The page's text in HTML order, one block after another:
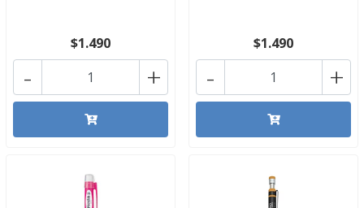
$1.490
+
-
$1.490
+
-